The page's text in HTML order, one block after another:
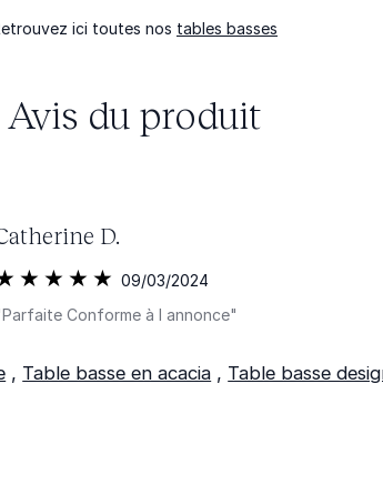
ici toutes nos tables basses
Avis du produit
D.
09/03/2024
Conforme à l annonce"
, Table basse en acacia , Table basse